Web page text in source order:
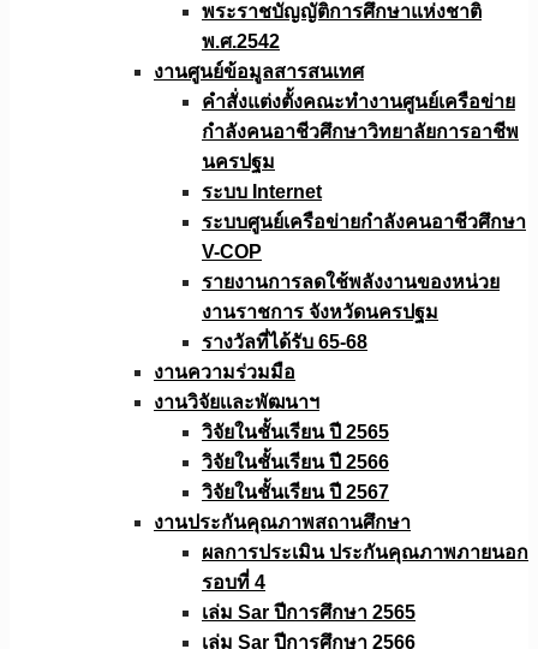
พระราชบัญญัติการศึกษาแห่งชาติ
พ.ศ.2542
งานศูนย์ข้อมูลสารสนเทศ
คำสั่งแต่งตั้งคณะทำงานศูนย์เครือข่าย
กำลังคนอาชีวศึกษาวิทยาลัยการอาชีพ
นครปฐม
ระบบ Internet
ระบบศูนย์เครือข่ายกำลังคนอาชีวศึกษา
V-COP
รายงานการลดใช้พลังงานของหน่วย
งานราชการ จังหวัดนครปฐม
รางวัลที่ได้รับ 65-68
งานความร่วมมือ
งานวิจัยเเละพัฒนาฯ
วิจัยในชั้นเรียน ปี 2565
วิจัยในชั้นเรียน ปี 2566
วิจัยในชั้นเรียน ปี 2567
งานประกันคุณภาพสถานศึกษา
ผลการประเมิน ประกันคุณภาพภายนอก
รอบที่ 4
เล่ม Sar ปีการศึกษา 2565
เล่ม Sar ปีการศึกษา 2566